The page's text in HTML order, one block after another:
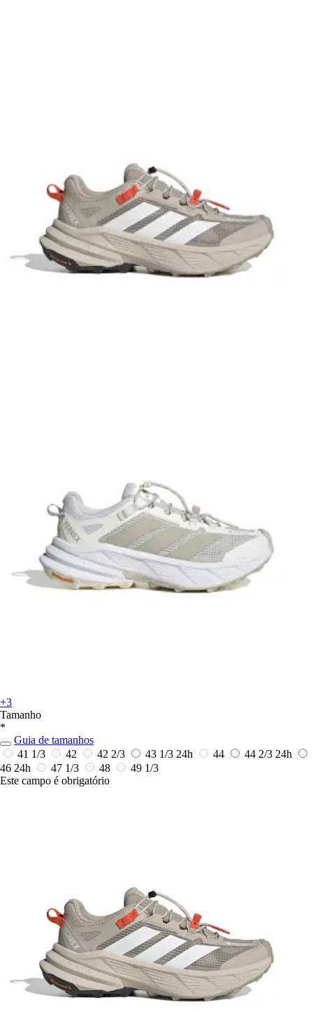
+3
Tamanho
*
Guia de tamanhos
41 1/3
42 42 2/3 43 1/3 24h 44 44 2/3 24h
46 24h 47 1/3 48
49 1/3
Este campo é obrigatório